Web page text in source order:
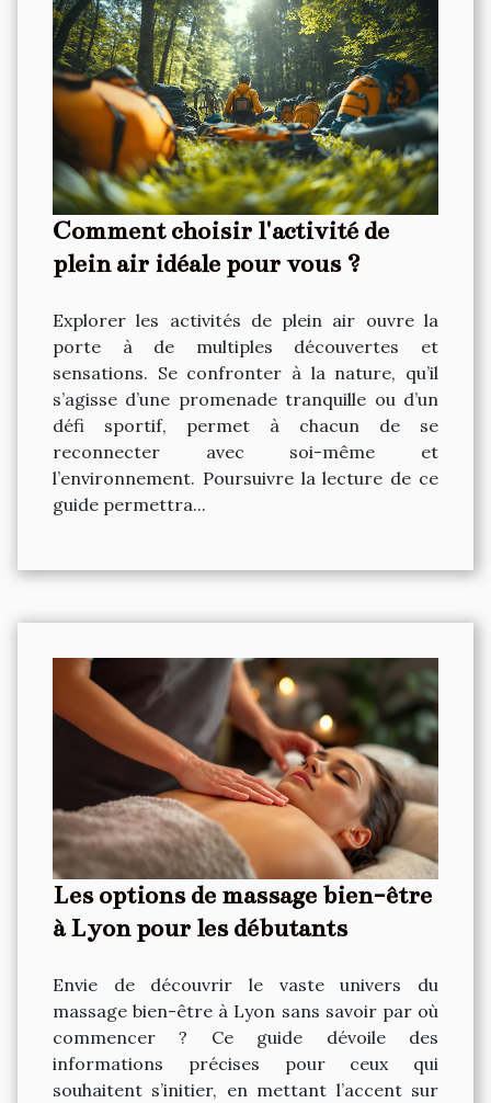
Comment choisir l'activité de
plein air idéale pour vous ?
Explorer les activités de plein air ouvre la
porte à de multiples découvertes et
sensations. Se confronter à la nature, qu’il
s’agisse d’une promenade tranquille ou d’un
défi sportif, permet à chacun de se
reconnecter avec soi-même et
l’environnement. Poursuivre la lecture de ce
guide permettra...
Les options de massage bien-être
à Lyon pour les débutants
Envie de découvrir le vaste univers du
massage bien-être à Lyon sans savoir par où
commencer ? Ce guide dévoile des
informations précises pour ceux qui
souhaitent s’initier, en mettant l’accent sur